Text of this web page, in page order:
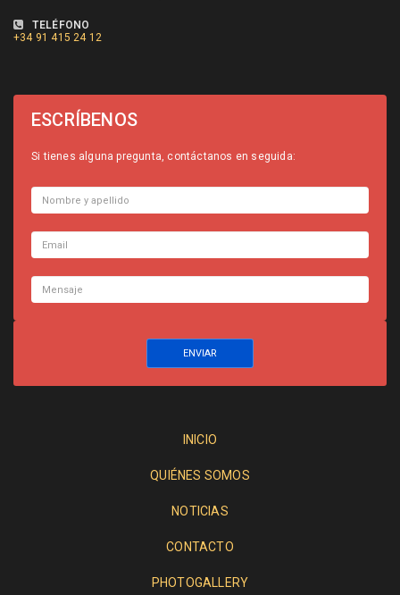
TELÉFONO
+34 91 415 24 12
ESCRÍBENOS
Si tienes alguna pregunta, contáctanos en seguida:
INICIO
QUIÉNES SOMOS
NOTICIAS
CONTACTO
PHOTOGALLERY